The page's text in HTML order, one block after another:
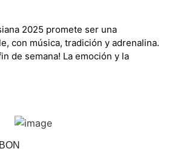
2025 promete ser una
con música, tradición y adrenalina.
de semana! La emoción y la